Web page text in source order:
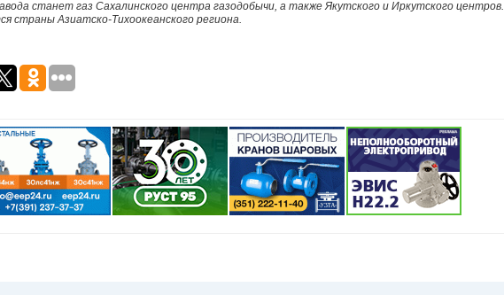
станет газ Сахалинского центра газодобычи, а также Якутского и Иркутского центров.
страны Азиатско-Тихоокеанского региона.